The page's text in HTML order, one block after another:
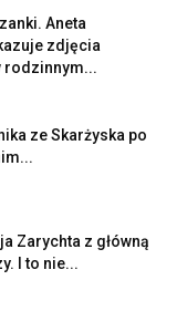
Aneta
zdjęcia
rodzinnym...
ze Skarżyska po
Zarychta z główną
I to nie...